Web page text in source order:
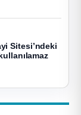
Sitesi’ndeki